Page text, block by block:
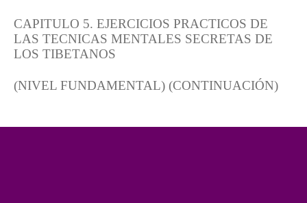
CAPITULO 5. EJERCICIOS PRACTICOS DE
LAS TECNICAS MENTALES SECRETAS DE
LOS TIBETANOS
(NIVEL FUNDAMENTAL) (CONTINUACIÓN)